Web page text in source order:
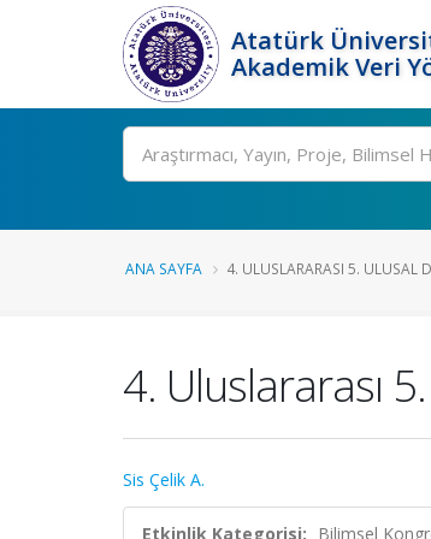
Atatürk
Akademik Veri
Ara
ANA SAYFA 4. ULUSLARARASI 5. ULUSAL
4. Uluslararası
Sis Çelik A.
Etkinlik Kategorisi: Bilimsel